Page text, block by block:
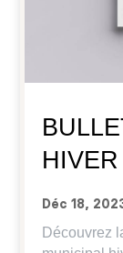
Déc 18,
Découvrez